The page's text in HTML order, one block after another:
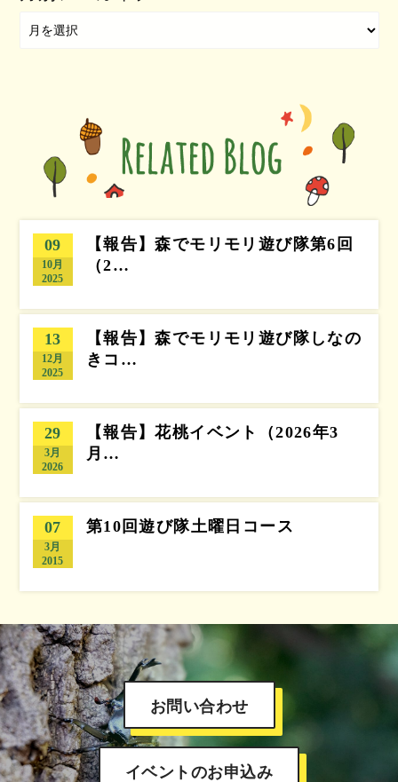
09
10月
2025
【報告】森でモリモリ遊び隊第6回
（2…
13
12月
2025
【報告】森でモリモリ遊び隊しなの
きコ…
29
3月
2026
【報告】花桃イベント（2026年3
月…
07
3月
2015
第10回遊び隊土曜日コース
お問い合わせ
イベントのお申込み